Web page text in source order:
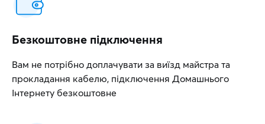
Безкоштовне підключення
Вам не потрібно доплачувати за виїзд майстра та
прокладання кабелю, підключення Домашнього
Інтернету безкоштовне